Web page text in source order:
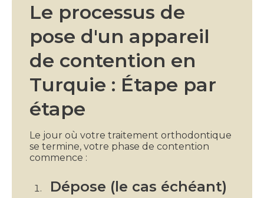
Le processus de
pose d'un appareil
de contention en
Turquie : Étape par
étape
Le jour où votre traitement orthodontique
se termine, votre phase de contention
commence :
Dépose (le cas échéant)